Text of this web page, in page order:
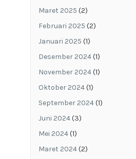
Maret 2025 (2)
Februari 2025 (2)
Januari 2025 (1)
Desember 2024(1)
November 2024(1)
Oktober 2024(1)
September 2024(1)
Juni 2024(3)
Mei 2024(1)
Maret 2024(2)